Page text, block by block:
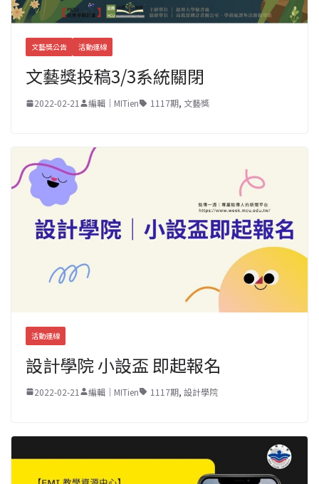
文藝獎公告 活動連線
文藝獎投稿3/3系統關閉
2022-02-21 編輯｜MITien 1117期, 文藝獎
活動連線
設計學院 小設盃 即起報名
2022-02-21 編輯｜MITien 1117期, 設計學院